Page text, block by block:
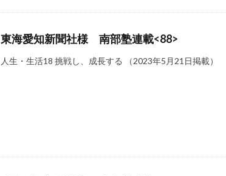
東海愛知新聞社様 南部塾連載<88>
人生・生活18 挑戦し、成長する （2023年5月21日掲載）